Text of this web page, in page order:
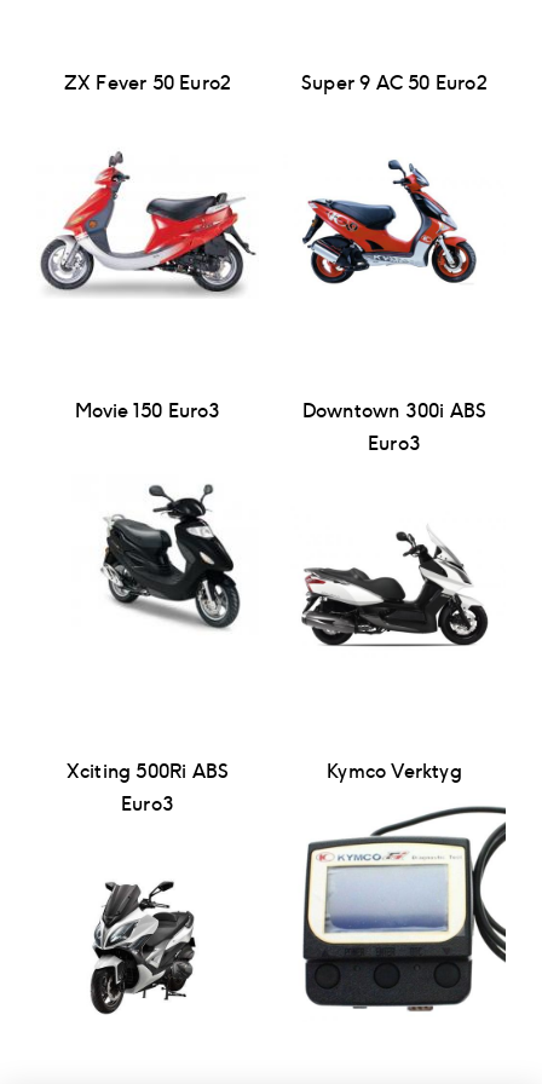
ZX Fever 50 Euro2 Super 9 AC 50 Euro2
Movie 150 Euro3
Downtown 300i ABS
Euro3
Xciting 500Ri ABS
Euro3
Kymco Verktyg